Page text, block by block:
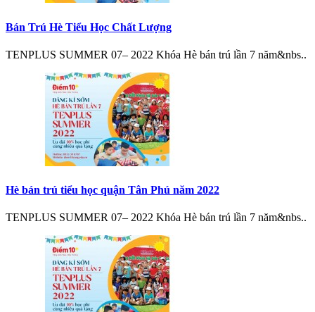
Bán Trú Hè Tiểu Học Chất Lượng
TENPLUS SUMMER 07– 2022 Khóa Hè bán trú lần 7 năm&nbs..
Hè bán trú tiểu học quận Tân Phú năm 2022
TENPLUS SUMMER 07– 2022 Khóa Hè bán trú lần 7 năm&nbs..